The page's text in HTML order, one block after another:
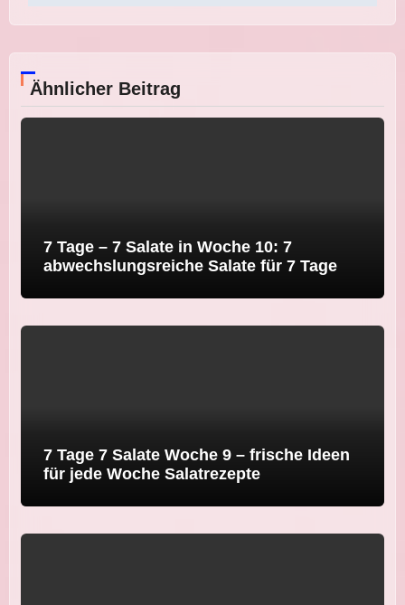
Ähnlicher Beitrag
7 Tage – 7 Salate in Woche 10: 7
abwechslungsreiche Salate für 7 Tage
7 Tage 7 Salate Woche 9 – frische Ideen
für jede Woche Salatrezepte